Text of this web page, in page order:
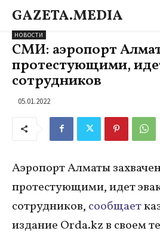
GAZETA.MEDIA
НОВОСТИ
СМИ: аэропорт
протестующими,
сотрудников
05.01.2022
Аэропорт Алматы
протестующими, идет
сотрудников, сообщает
издание Orda.kz в своем